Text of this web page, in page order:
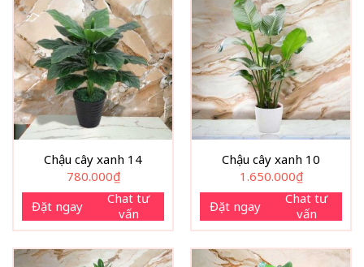
Chậu cây xanh 14
780.000₫
Đặt ngay
Chat tư
vấn
Chậu cây xanh 10
1.650.000₫
Đặt ngay
Chat tư
vấn